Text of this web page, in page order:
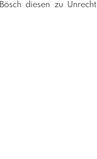
diesen zu Unrecht